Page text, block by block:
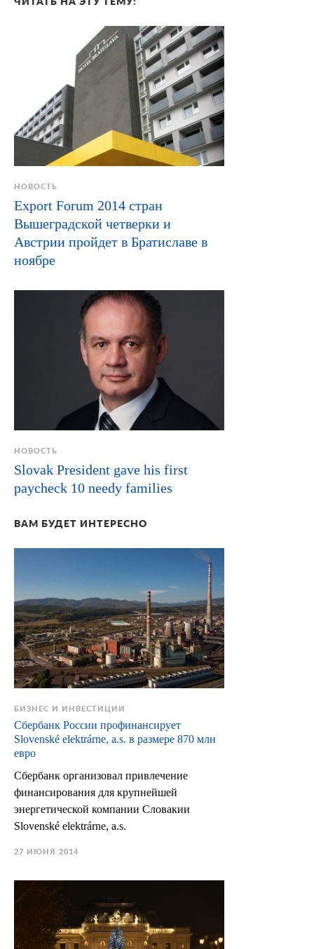
ЧИТАТЬ НА ЭТУ ТЕМУ:
НОВОСТЬ
Export Forum 2014 стран
Вышеградской четверки и
Австрии пройдет в Братиславе в
ноябре
НОВОСТЬ
Slovak President gave his first
paycheck 10 needy families
ВАМ БУДЕТ ИНТЕРЕСНО
БИЗНЕС И ИНВЕСТИЦИИ
Сбербанк России профинансирует
Slovenské elektrárne, a.s. в размере 870 млн
евро
Сбербанк организовал привлечение
финансирования для крупнейшей
энергетической компании Словакии
Slovenské elektrárne, a.s.
27 ИЮНЯ 2014